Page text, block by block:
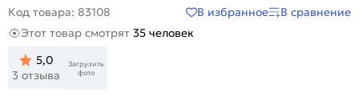
Код товара: 83108 В избранное
В сравнение
Этот товар смотрят 35 человек
5,0
3 отзыва
Загрузить
фото